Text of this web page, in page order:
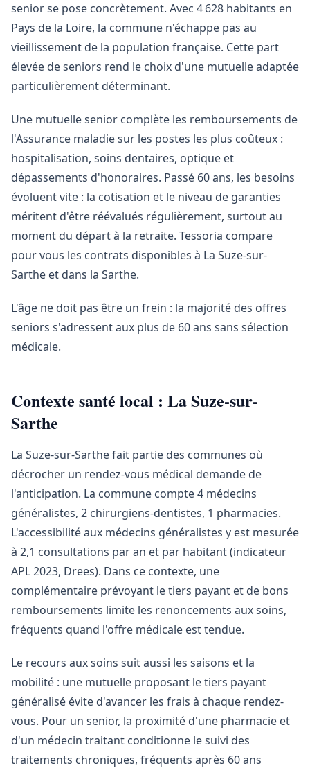
senior se pose concrètement. Avec 4 628 habitants en
Pays de la Loire, la commune n'échappe pas au
vieillissement de la population française. Cette part
élevée de seniors rend le choix d'une mutuelle adaptée
particulièrement déterminant.
Une mutuelle senior complète les remboursements de
l'Assurance maladie sur les postes les plus coûteux :
hospitalisation, soins dentaires, optique et
dépassements d'honoraires. Passé 60 ans, les besoins
évoluent vite : la cotisation et le niveau de garanties
méritent d'être réévalués régulièrement, surtout au
moment du départ à la retraite. Tessoria compare
pour vous les contrats disponibles à La Suze-sur-
Sarthe et dans la Sarthe.
L'âge ne doit pas être un frein : la majorité des offres
seniors s'adressent aux plus de 60 ans sans sélection
médicale.
Contexte santé local : La Suze-sur-
Sarthe
La Suze-sur-Sarthe fait partie des communes où
décrocher un rendez-vous médical demande de
l'anticipation. La commune compte 4 médecins
généralistes, 2 chirurgiens-dentistes, 1 pharmacies.
L'accessibilité aux médecins généralistes y est mesurée
à 2,1 consultations par an et par habitant (indicateur
APL 2023, Drees). Dans ce contexte, une
complémentaire prévoyant le tiers payant et de bons
remboursements limite les renoncements aux soins,
fréquents quand l'offre médicale est tendue.
Le recours aux soins suit aussi les saisons et la
mobilité : une mutuelle proposant le tiers payant
généralisé évite d'avancer les frais à chaque rendez-
vous. Pour un senior, la proximité d'une pharmacie et
d'un médecin traitant conditionne le suivi des
traitements chroniques, fréquents après 60 ans